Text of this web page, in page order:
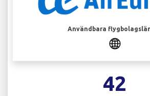
Användbara
42